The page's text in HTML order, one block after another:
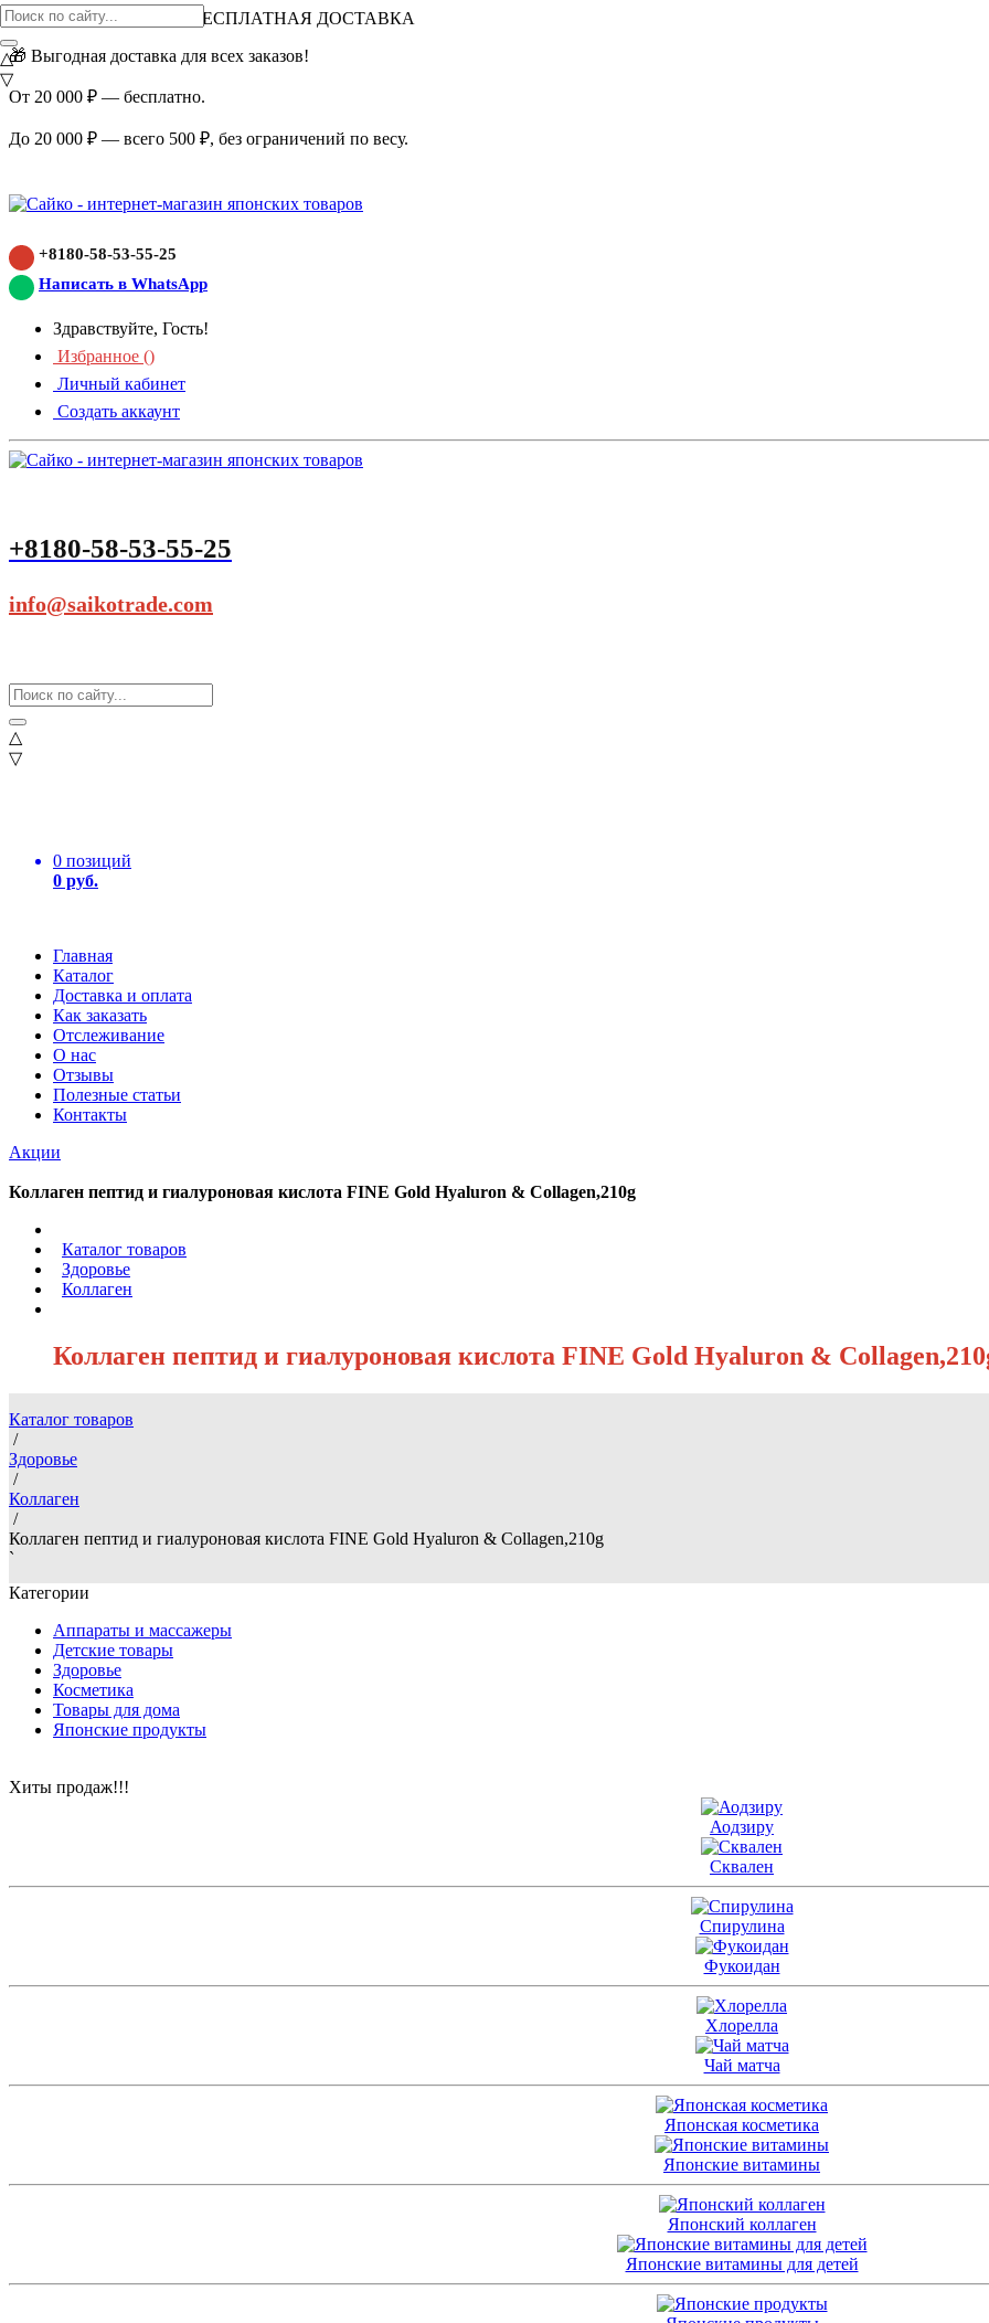
ВНИМАНИЕ АКЦИЯ!
БЕСПЛАТНАЯ ДОСТАВКА
🎁 Выгодная доставка для всех заказов!
От 20 000 ₽ — бесплатно.
До 20 000 ₽ — всего 500 ₽, без ограничений по весу.
+8180-58-53-55-25
Написать в WhatsApp
Здравствуйте, Гость!
Избранное ()
Личный кабинет
Создать аккаунт
+8180-58-53-55-25
info@saikotrade.com
△
▽
0 позиций
0 руб.
Главная
Каталог
Доставка и оплата
Как заказать
Отслеживание
О нас
Отзывы
Полезные статьи
Контакты
Акции
△
▽
Коллаген пептид и гиалуроновая кислота FINE Gold Hyaluron & Collagen,210g
Каталог товаров
Здоровье
Коллаген
Коллаген пептид и гиалуроновая кислота FINE Gold Hyaluron &
Каталог товаров
/
Здоровье
/
Коллаген
/
Коллаген пептид и гиалуроновая кислота FINE Gold Hyaluron & Collagen,210g
`
Категории
Аппараты и массажеры
Детские товары
Здоровье
Косметика
Товары для дома
Японские продукты
Хиты продаж!!!
Аодзиру
Сквален
Спирулина
Фукоидан
Хлорелла
Чай матча
Японская косметика
Японские витамины
Японский коллаген
Японские витамины для детей